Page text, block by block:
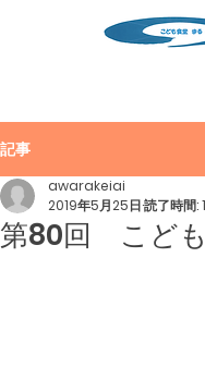
記事
第80回 こど
awarakeiai
2019年5月25日読了時間: